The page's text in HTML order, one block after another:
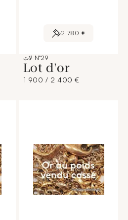
2 780 €
لاٽ N°29
Lot d'or
1 900 / 2 400 €